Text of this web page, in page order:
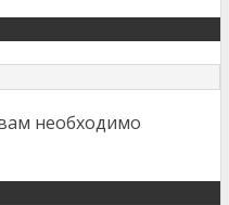
необходимо